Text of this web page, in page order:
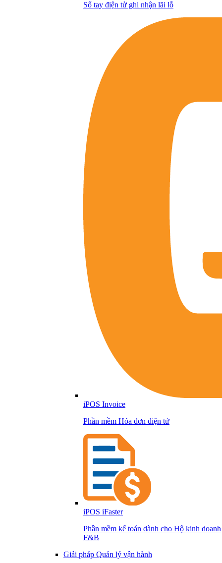
Sổ tay điện tử ghi nhận lãi lỗ
iPOS Invoice
Phần mềm Hóa đơn điện tử
iPOS iFaster
Phần mềm kế toán dành cho Hộ kinh doanh
F&B
Giải pháp Quản lý vận hành